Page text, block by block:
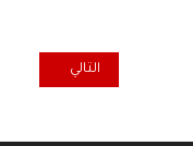
المتفاقمة.. ملاحظات
المقال التالي:
التالي